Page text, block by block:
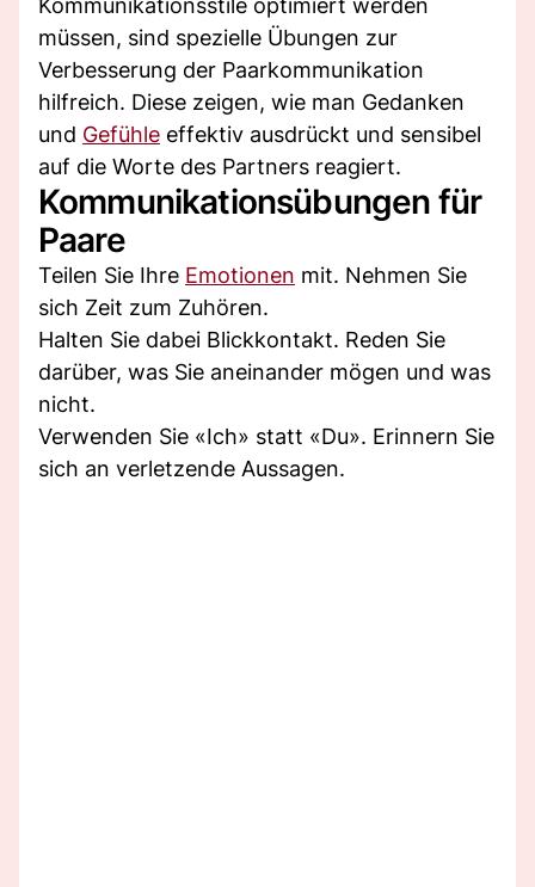
Kommunikationsstile optimiert werden
müssen, sind spezielle Übungen zur
Verbesserung der Paarkommunikation
hilfreich. Diese zeigen, wie man Gedanken
und Gefühle effektiv ausdrückt und sensibel
auf die Worte des Partners reagiert.
Kommunikationsübungen für
Paare
Teilen Sie Ihre Emotionen mit. Nehmen Sie
sich Zeit zum Zuhören.
Halten Sie dabei Blickkontakt. Reden Sie
darüber, was Sie aneinander mögen und was
nicht.
Verwenden Sie «Ich» statt «Du». Erinnern Sie
sich an verletzende Aussagen.